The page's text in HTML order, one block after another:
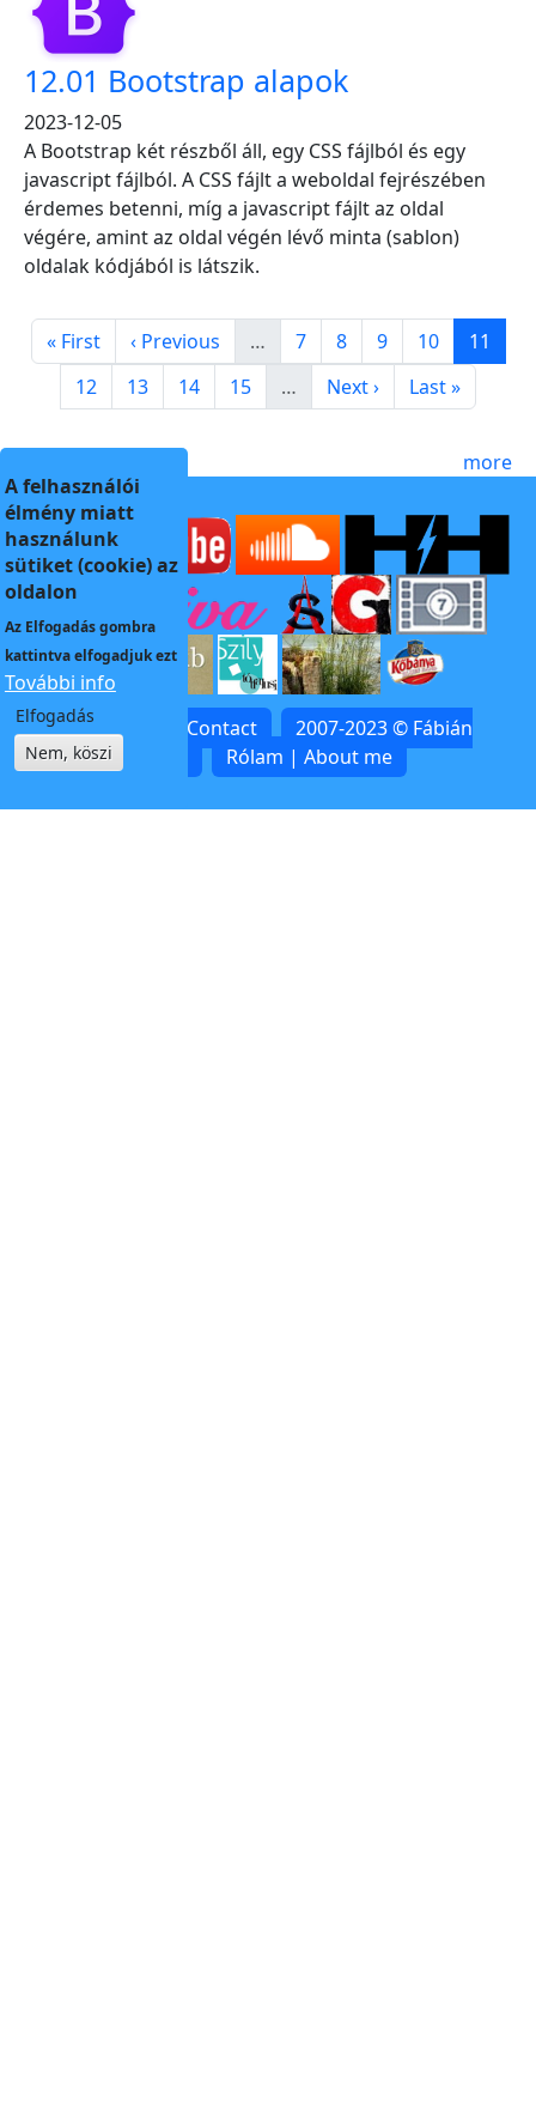
12.01 Bootstrap alapok
2023-12-05
A Bootstrap két részből áll, egy CSS fájlból és egy
javascript fájlból. A CSS fájlt a weboldal fejrészében
érdemes betenni, míg a javascript fájlt az oldal
végére, amint az oldal végén lévő minta (sablon)
oldalak kódjából is látszik.
Pagination
First page
« First Previous page
‹ Previous … Page
7 Page
8 Page
9 Page
10 Page
11
Page
12 Page
13 Page
14 Page
15 … Next page
Next › Last page
Last »
more
Kapcsolat | Contact
2007-2023 © Fábián
Rólam | About me
A felhasználói
élmény miatt
használunk
sütiket (cookie) az
oldalon
Az Elfogadásgombra
kattintva elfogadjuk ezt
További info
Elfogadás
Nem, köszi